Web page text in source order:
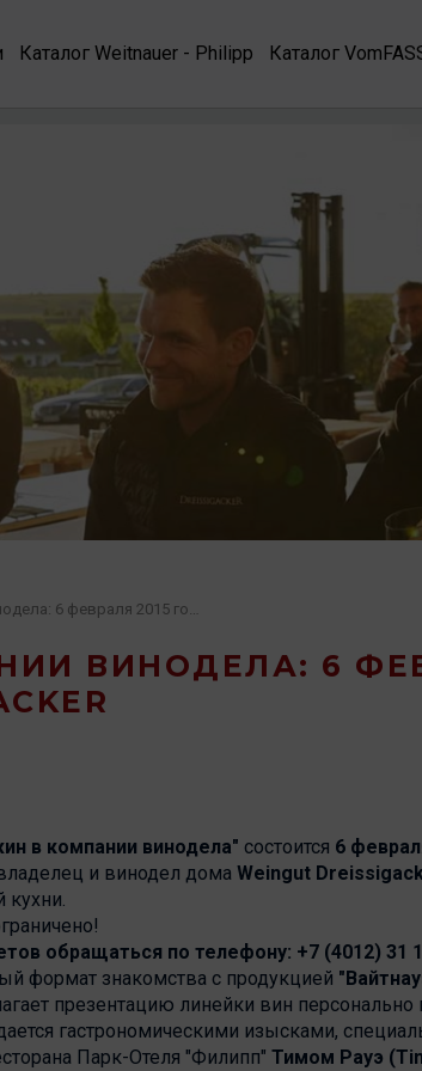
Каталог Weitnauer - Philipp Каталог
ВИНОДЕЛА: 6
Ужин в компании винодела: 6 февраля 2015 года - вина Dreissigacker
в компании винодела" состоится 6
и винодел дома Weingut
обращаться по телефону: +7 (4012) 31
формат знакомства с продукцией
презентацию линейки вин
гастрономическими изысками,
Парк-Отеля "Филипп" Тимом Рауэ